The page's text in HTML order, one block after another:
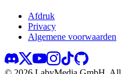
Afdruk
Privacy
Algemene voorwaarden